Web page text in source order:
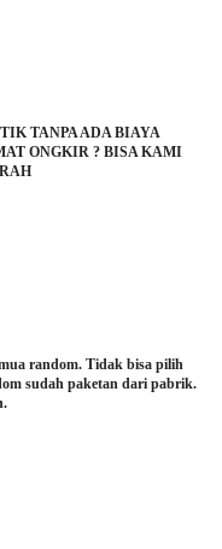
TANPA ADA BIAYA
ONGKIR ? BISA KAMI
random. Tidak bisa pilih
sudah paketan dari pabrik.